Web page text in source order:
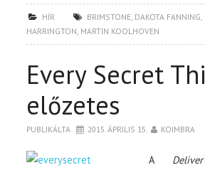
HÍR BRIMSTONE, DAKOTA FANNING,
HARRINGTON, MARTIN KOOLHOVEN
Every Secret
előzetes
PUBLIKÁLTA 2015. ÁPRILIS 15. KOIMBRA
A